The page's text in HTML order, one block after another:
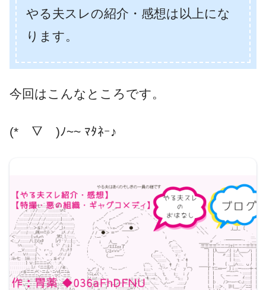
やる夫スレの紹介・感想は以上にな
ります。
今回はこんなところです。
(*￣▽￣)ﾉ~~ ﾏﾀﾈｰ♪